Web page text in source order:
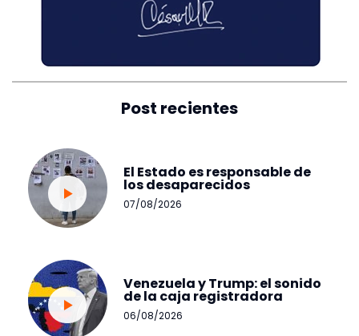
Post recientes
El Estado es responsable de
los desaparecidos
07/08/2026
Venezuela y Trump: el sonido
de la caja registradora
06/08/2026